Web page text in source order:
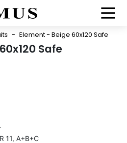
- Element - Beige 60x120 Safe
Safe
R 11, A+B+C